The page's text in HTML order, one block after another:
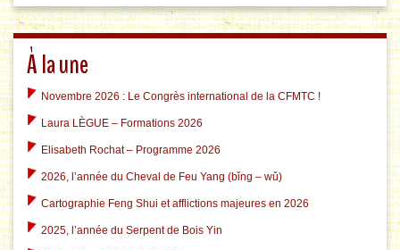
À la une
Novembre 2026 : Le Congrès international de la CFMTC !
Laura LÈGUE – Formations 2026
Elisabeth Rochat – Programme 2026
2026, l’année du Cheval de Feu Yang (bǐng – wǔ)
Cartographie Feng Shui et afflictions majeures en 2026
2025, l’année du Serpent de Bois Yin